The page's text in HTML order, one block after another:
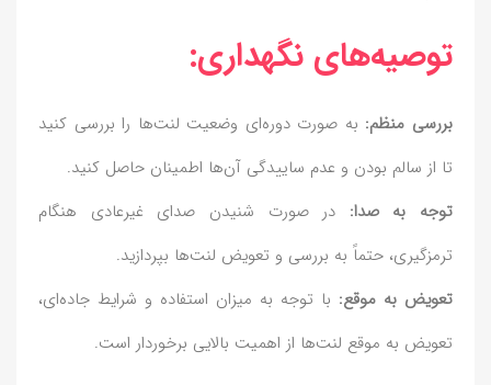
توصیه‌های نگهداری:
بررسی منظم: به صورت دوره‌ای وضعیت لنت‌ها را بررسی کنید
تا از سالم بودن و عدم ساییدگی آن‌ها اطمینان حاصل کنید.
توجه به صدا: در صورت شنیدن صدای غیرعادی هنگام
ترمزگیری، حتماً به بررسی و تعویض لنت‌ها بپردازید.
تعویض به موقع: با توجه به میزان استفاده و شرایط جاده‌ای،
تعویض به موقع لنت‌ها از اهمیت بالایی برخوردار است.